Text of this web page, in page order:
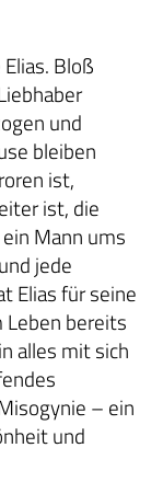
Bloß
und
bleiben
ist,
ist, die
Mann ums
jede
Elias für seine
Leben bereits
alles mit sich
– ein
und